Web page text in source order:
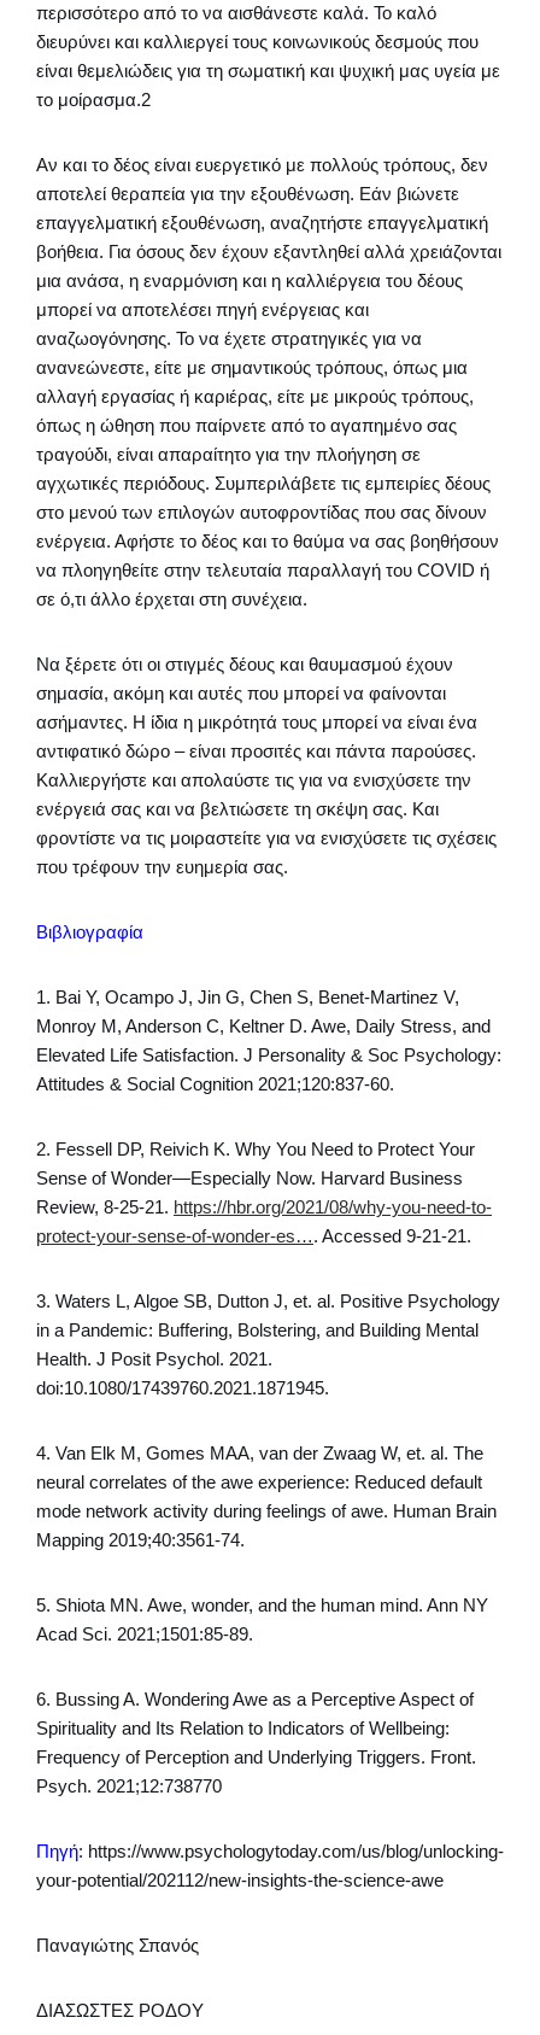
περισσότερο από το να αισθάνεστε καλά. Το καλό
διευρύνει και καλλιεργεί τους κοινωνικούς δεσμούς που
είναι θεμελιώδεις για τη σωματική και ψυχική μας υγεία με
το μοίρασμα.2
Αν και το δέος είναι ευεργετικό με πολλούς τρόπους, δεν
αποτελεί θεραπεία για την εξουθένωση. Εάν βιώνετε
επαγγελματική εξουθένωση, αναζητήστε επαγγελματική
βοήθεια. Για όσους δεν έχουν εξαντληθεί αλλά χρειάζονται
μια ανάσα, η εναρμόνιση και η καλλιέργεια του δέους
μπορεί να αποτελέσει πηγή ενέργειας και
αναζωογόνησης. Το να έχετε στρατηγικές για να
ανανεώνεστε, είτε με σημαντικούς τρόπους, όπως μια
αλλαγή εργασίας ή καριέρας, είτε με μικρούς τρόπους,
όπως η ώθηση που παίρνετε από το αγαπημένο σας
τραγούδι, είναι απαραίτητο για την πλοήγηση σε
αγχωτικές περιόδους. Συμπεριλάβετε τις εμπειρίες δέους
στο μενού των επιλογών αυτοφροντίδας που σας δίνουν
ενέργεια. Αφήστε το δέος και το θαύμα να σας βοηθήσουν
να πλοηγηθείτε στην τελευταία παραλλαγή του COVID ή
σε ό,τι άλλο έρχεται στη συνέχεια.
Να ξέρετε ότι οι στιγμές δέους και θαυμασμού έχουν
σημασία, ακόμη και αυτές που μπορεί να φαίνονται
ασήμαντες. Η ίδια η μικρότητά τους μπορεί να είναι ένα
αντιφατικό δώρο – είναι προσιτές και πάντα παρούσες.
Καλλιεργήστε και απολαύστε τις για να ενισχύσετε την
ενέργειά σας και να βελτιώσετε τη σκέψη σας. Και
φροντίστε να τις μοιραστείτε για να ενισχύσετε τις σχέσεις
που τρέφουν την ευημερία σας.
Βιβλιογραφία
1. Bai Y, Ocampo J, Jin G, Chen S, Benet-Martinez V,
Monroy M, Anderson C, Keltner D. Awe, Daily Stress, and
Elevated Life Satisfaction. J Personality & Soc Psychology:
Attitudes & Social Cognition 2021;120:837-60.
2. Fessell DP, Reivich K. Why You Need to Protect Your
Sense of Wonder—Especially Now. Harvard Business
Review, 8-25-21. https://hbr.org/2021/08/why-you-need-to-
protect-your-sense-of-wonder-es…. Accessed 9-21-21.
3. Waters L, Algoe SB, Dutton J, et. al. Positive Psychology
in a Pandemic: Buffering, Bolstering, and Building Mental
Health. J Posit Psychol. 2021.
doi:10.1080/17439760.2021.1871945.
4. Van Elk M, Gomes MAA, van der Zwaag W, et. al. The
neural correlates of the awe experience: Reduced default
mode network activity during feelings of awe. Human Brain
Mapping 2019;40:3561-74.
5. Shiota MN. Awe, wonder, and the human mind. Ann NY
Acad Sci. 2021;1501:85-89.
6. Bussing A. Wondering Awe as a Perceptive Aspect of
Spirituality and Its Relation to Indicators of Wellbeing:
Frequency of Perception and Underlying Triggers. Front.
Psych. 2021;12:738770
Πηγή: https://www.psychologytoday.com/us/blog/unlocking-
your-potential/202112/new-insights-the-science-awe
Παναγιώτης Σπανός
ΔΙΑΣΩΣΤΕΣ ΡΟΔΟΥ